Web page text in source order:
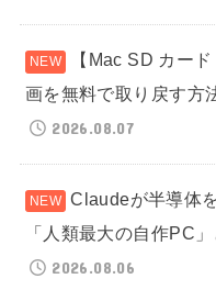
【Mac SD カー
画を無料で取り戻す方
2026.08.07
Claudeが半導体
「人類最大の自作PC
2026.08.06